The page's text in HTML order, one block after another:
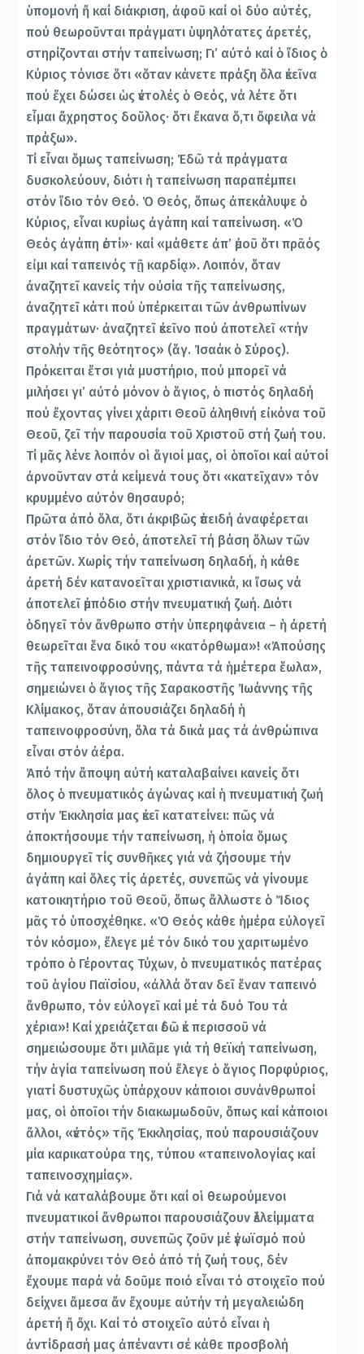
ὑπομονή ἤ καί διάκριση, ἀφοῦ καί οἱ δύο αὐτές,
πού θεωροῦνται πράγματι ὑψηλότατες ἀρετές,
στηρίζονται στήν ταπείνωση; Γι’ αὐτό καί ὁ ἴδιος ὁ
Κύριος τόνισε ὅτι «ὅταν κάνετε πράξη ὅλα ἐκεῖνα
πού ἔχει δώσει ὡς ἐντολές ὁ Θεός, νά λέτε ὅτι
εἶμαι ἄχρηστος δοῦλος· ὅτι ἔκανα ὅ,τι ὄφειλα νά
πράξω».
Τί εἶναι ὅμως ταπείνωση; Ἐδῶ τά πράγματα
δυσκολεύουν, διότι ἡ ταπείνωση παραπέμπει
στόν ἴδιο τόν Θεό. Ὁ Θεός, ὅπως ἀπεκάλυψε ὁ
Κύριος, εἶναι κυρίως ἀγάπη καί ταπείνωση. «Ὁ
Θεός ἀγάπη ἐστί»· καί «μάθετε ἀπ’ ἐμοῦ ὅτι πρᾶός
εἰμι καί ταπεινός τῇ καρδίᾳ». Λοιπόν, ὅταν
ἀναζητεῖ κανείς τήν οὐσία τῆς ταπείνωσης,
ἀναζητεῖ κάτι πού ὑπέρκειται τῶν ἀνθρωπίνων
πραγμάτων· ἀναζητεῖ ἐκεῖνο πού ἀποτελεῖ «τήν
στολήν τῆς θεότητος» (ἅγ. Ἰσαάκ ὁ Σύρος).
Πρόκειται ἔτσι γιά μυστήριο, πού μπορεῖ νά
μιλήσει γι’ αὐτό μόνον ὁ ἅγιος, ὁ πιστός δηλαδή
πού ἔχοντας γίνει χάριτι Θεοῦ ἀληθινή εἰκόνα τοῦ
Θεοῦ, ζεῖ τήν παρουσία τοῦ Χριστοῦ στή ζωή του.
Τί μᾶς λένε λοιπόν οἱ ἅγιοί μας, οἱ ὁποῖοι καί αὐτοί
ἀρνοῦνταν στά κείμενά τους ὅτι «κατεῖχαν» τόν
κρυμμένο αὐτόν θησαυρό;
Πρῶτα ἀπό ὅλα, ὅτι ἀκριβῶς ἐπειδή ἀναφέρεται
στόν ἴδιο τόν Θεό, ἀποτελεῖ τή βάση ὅλων τῶν
ἀρετῶν. Χωρίς τήν ταπείνωση δηλαδή, ἡ κάθε
ἀρετή δέν κατανοεῖται χριστιανικά, κι ἴσως νά
ἀποτελεῖ ἐμπόδιο στήν πνευματική ζωή. Διότι
ὁδηγεῖ τόν ἄνθρωπο στήν ὑπερηφάνεια – ἡ ἀρετή
θεωρεῖται ἕνα δικό του «κατόρθωμα»! «Ἀπούσης
τῆς ταπεινοφροσύνης, πάντα τά ἡμέτερα ἕωλα»,
σημειώνει ὁ ἅγιος τῆς Σαρακοστῆς Ἰωάννης τῆς
Κλίμακος, ὅταν ἀπουσιάζει δηλαδή ἡ
ταπεινοφροσύνη, ὅλα τά δικά μας τά ἀνθρώπινα
εἶναι στόν ἀέρα.
Ἀπό τήν ἄποψη αὐτή καταλαβαίνει κανείς ὅτι
ὅλος ὁ πνευματικός ἀγώνας καί ἡ πνευματική ζωή
στήν Ἐκκλησία μας ἐκεῖ κατατείνει: πῶς νά
ἀποκτήσουμε τήν ταπείνωση, ἡ ὁποία ὅμως
δημιουργεῖ τίς συνθῆκες γιά νά ζήσουμε τήν
ἀγάπη καί ὅλες τίς ἀρετές, συνεπῶς νά γίνουμε
κατοικητήριο τοῦ Θεοῦ, ὅπως ἄλλωστε ὁ Ἴδιος
μᾶς τό ὑποσχέθηκε. «Ὁ Θεός κάθε ἡμέρα εὐλογεῖ
τόν κόσμο», ἔλεγε μέ τόν δικό του χαριτωμένο
τρόπο ὁ Γέροντας Τύχων, ὁ πνευματικός πατέρας
τοῦ ἁγίου Παϊσίου, «ἀλλά ὅταν δεῖ ἕναν ταπεινό
ἄνθρωπο, τόν εὐλογεῖ καί μέ τά δυό Του τά
χέρια»! Καί χρειάζεται ἐδῶ ἐκ περισσοῦ νά
σημειώσουμε ὅτι μιλᾶμε γιά τή θεϊκή ταπείνωση,
τήν ἁγία ταπείνωση πού ἔλεγε ὁ ἅγιος Πορφύριος,
γιατί δυστυχῶς ὑπάρχουν κάποιοι συνάνθρωποί
μας, οἱ ὁποῖοι τήν διακωμωδοῦν, ὅπως καί κάποιοι
ἄλλοι, «ἐντός» τῆς Ἐκκλησίας, πού παρουσιάζουν
μία καρικατούρα της, τύπου «ταπεινολογίας καί
ταπεινοσχημίας».
Γιά νά καταλάβουμε ὅτι καί οἱ θεωρούμενοι
πνευματικοί ἄνθρωποι παρουσιάζουν ἐλλείμματα
στήν ταπείνωση, συνεπῶς ζοῦν μέ ἐγωϊσμό πού
ἀπομακρύνει τόν Θεό ἀπό τή ζωή τους, δέν
ἔχουμε παρά νά δοῦμε ποιό εἶναι τό στοιχεῖο πού
δείχνει ἄμεσα ἄν ἔχουμε αὐτήν τή μεγαλειώδη
ἀρετή ἤ ὄχι. Καί τό στοιχεῖο αὐτό εἶναι ἡ
ἀντίδρασή μας ἀπέναντι σέ κάθε προσβολή